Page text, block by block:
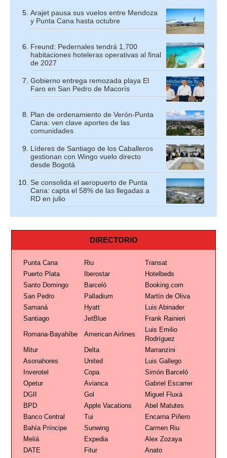
Arajet pausa sus vuelos entre Mendoza
y Punta Cana hasta octubre
Freund: Pedernales tendrá 1,700
habitaciones hoteleras operativas al final
de 2027
Gobierno entrega remozada playa El
Faro en San Pedro de Macorís
Plan de ordenamiento de Verón-Punta
Cana: ven clave aportes de las
comunidades
Líderes de Santiago de los Caballeros
gestionan con Wingo vuelo directo
desde Bogotá
Se consolida el aeropuerto de Punta
Cana: capta el 58% de las llegadas a
RD en julio
DIRECTORIO
Punta Cana Riu
Transat
Puerto Plata
Iberostar
Hotelbeds
Santo Domingo
Barceló
Booking.com
San Pedro
Palladium
Martín de Oliva
Samaná
Hyatt
Luis Abinader
Santiago
JetBlue Frank Rainieri
Romana-Bayahíbe American Airlines
Luis Emilio
Rodríguez
Mitur
Delta
Marranzini
Asonahores
United
Luis Gallego
Inverotel
Copa
Simón Barceló
Opetur
Avianca
Gabriel Escarrer
DGII
Gol
Miguel Fluxá
BPD
Apple Vacations
Abel Matutes
Banco Central
Tui
Encarna Piñero
Bahía Príncipe
Sunwing
Carmen Riu
Meliá
Expedia
Alex Zozaya
DATE
Fitur
Anato